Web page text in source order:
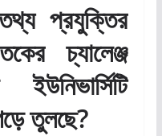
প্রযুক্তির
চ্যালেঞ্জ
তুলছে?